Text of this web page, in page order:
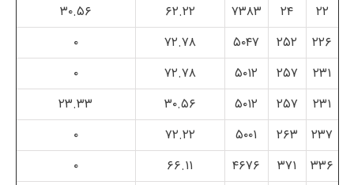
۲۲
۲۴ ۷۳۸۳ ۶۲.۲۲
۳۰.۵۶
۲۲۶
۲۵۲ ۵۰۴۷ ۷۲.۷۸
۰
۲۳۱
۲۵۷ ۵۰۱۲ ۷۲.۷۸
۰
۲۳۱
۲۵۷ ۵۰۱۲ ۳۰.۵۶
۲۳.۳۳
۲۳۷
۲۶۳ ۵۰۰۱ ۷۲.۲۲
۰
۳۳۶
۳۷۱ ۴۶۷۶ ۶۶.۱۱
۰